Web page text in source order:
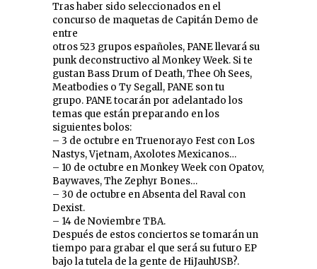
Tras haber sido seleccionados en el
concurso de maquetas de Capitán Demo de
entre
otros 523 grupos españoles, PANE llevará su
punk deconstructivo al Monkey Week. Si te
gustan Bass Drum of Death, Thee Oh Sees,
Meatbodies o Ty Segall, PANE son tu
grupo. PANE tocarán por adelantado los
temas que están preparando en los
siguientes bolos:
– 3 de octubre en Truenorayo Fest con Los
Nastys, V¡etnam, Axolotes Mexicanos…
– 10 de octubre en Monkey Week con Opatov,
Baywaves, The Zephyr Bones…
– 30 de octubre en Absenta del Raval con
Dexist.
– 14 de Noviembre TBA.
Después de estos conciertos se tomarán un
tiempo para grabar el que será su futuro EP
bajo la tutela de la gente de HiJauhUSB?.